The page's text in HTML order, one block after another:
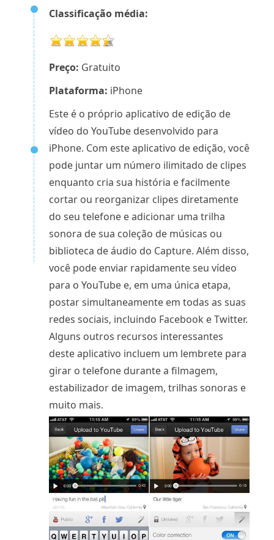
Classificação média:
Preço: Gratuito
Plataforma: iPhone
Este é o próprio aplicativo de edição de
vídeo do YouTube desenvolvido para
iPhone. Com este aplicativo de edição, você
pode juntar um número ilimitado de clipes
enquanto cria sua história e facilmente
cortar ou reorganizar clipes diretamente
do seu telefone e adicionar uma trilha
sonora de sua coleção de músicas ou
biblioteca de áudio do Capture. Além disso,
você pode enviar rapidamente seu vídeo
para o YouTube e, em uma única etapa,
postar simultaneamente em todas as suas
redes sociais, incluindo Facebook e Twitter.
Alguns outros recursos interessantes
deste aplicativo incluem um lembrete para
girar o telefone durante a filmagem,
estabilizador de imagem, trilhas sonoras e
muito mais.